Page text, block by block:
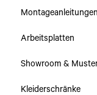
Kollektionen
Arbeitsplatten
Schränke &
Montageanleitungen
Arbeitsplatten
Showroom &
Kleiderschränke